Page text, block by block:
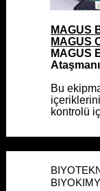
MAGUS
MAGUS
MAGUS
Ataşmanı
Bu
kontrolü
MAGUS
MAGUS
MAGUS
Ataşmanı
Bu
kontrolü